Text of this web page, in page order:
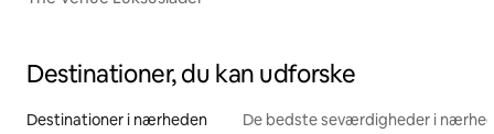
Destinationer, du kan udforske
Destinationer i nærheden De bedste seværdigheder i